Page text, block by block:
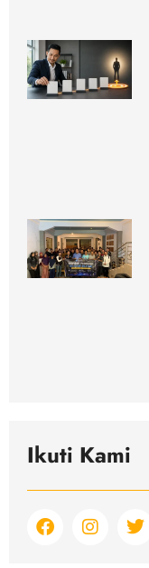
Ikuti Kami
F
a
I
n
T
w